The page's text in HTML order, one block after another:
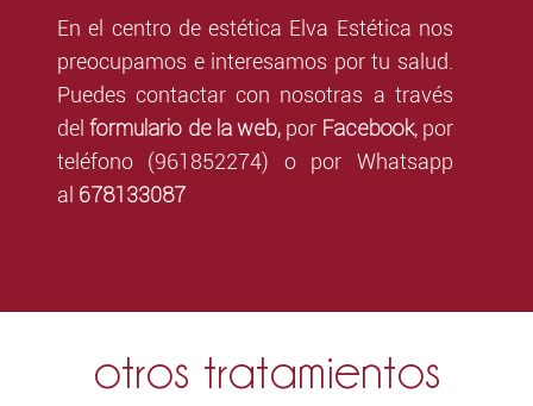
En el centro de estética Elva Estética nos
preocupamos e interesamos por tu salud.
Puedes contactar con nosotras a través
del formulario de la web, por Facebook, por
teléfono (961852274) o por Whatsapp
al 678133087
otros tratamientos